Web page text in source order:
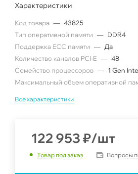
Характеристики
Код товара — 43825
Тип оперативной памяти — DDR4
Поддержка ECC памяти — Да
Количество каналов PCI-E — 48
Семейство процессоров — 1 Gen
Максимальный объем оперативной
Все характеристики
122 953 ₽/шт
Товар под заказ Вопросы